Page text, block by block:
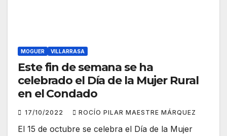
MOGUER VILLARRASA
Este fin de semana se ha
celebrado el Día de la Mujer Rural
en el Condado
17/10/2022 ROCÍO PILAR MAESTRE MÁRQUEZ
El 15 de octubre se celebra el Día de la Mujer